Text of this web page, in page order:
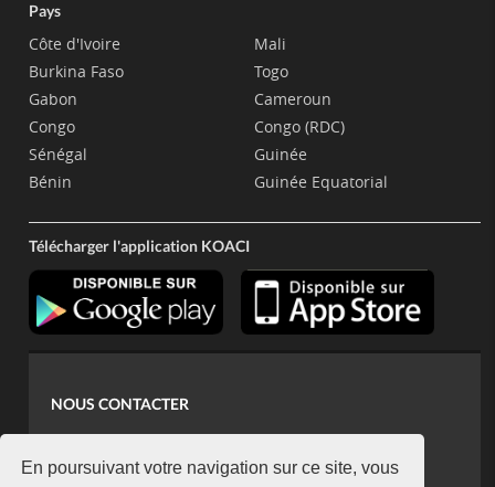
En poursuivant votre navigation sur ce site, vous
Pays
Côte d'Ivoire
Burkina Faso
Gabon
Congo
Sénégal
Bénin
Mali
Togo
Cameroun
Congo (RDC)
Guinée
Guinée Equatorial
Télécharger l'application KOACI
NOUS CONTACTER
koaci@yahoo.fr